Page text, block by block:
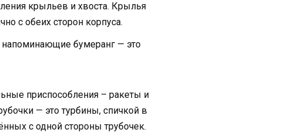
крыльев и хвоста. Крылья
с обеих сторон корпуса.
напоминающие бумеранг — это
приспособления – ракеты и
— это турбины, спичкой в
с одной стороны трубочек.